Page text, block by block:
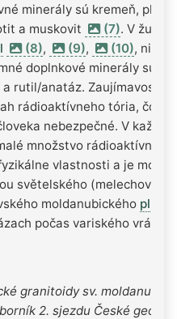
minerály sú kremeň,
a muskovit (7). V žule
(8), (9), (10),
doplnkové minerály sú
rutil/anatáz.
rádioaktívneho tória, čo
nebezpečné. V každej
množstvo rádioaktívnych
vlastnosti a je
světelského
moldanubického
počas variského
granitoidy sv.
2. sjezdu České